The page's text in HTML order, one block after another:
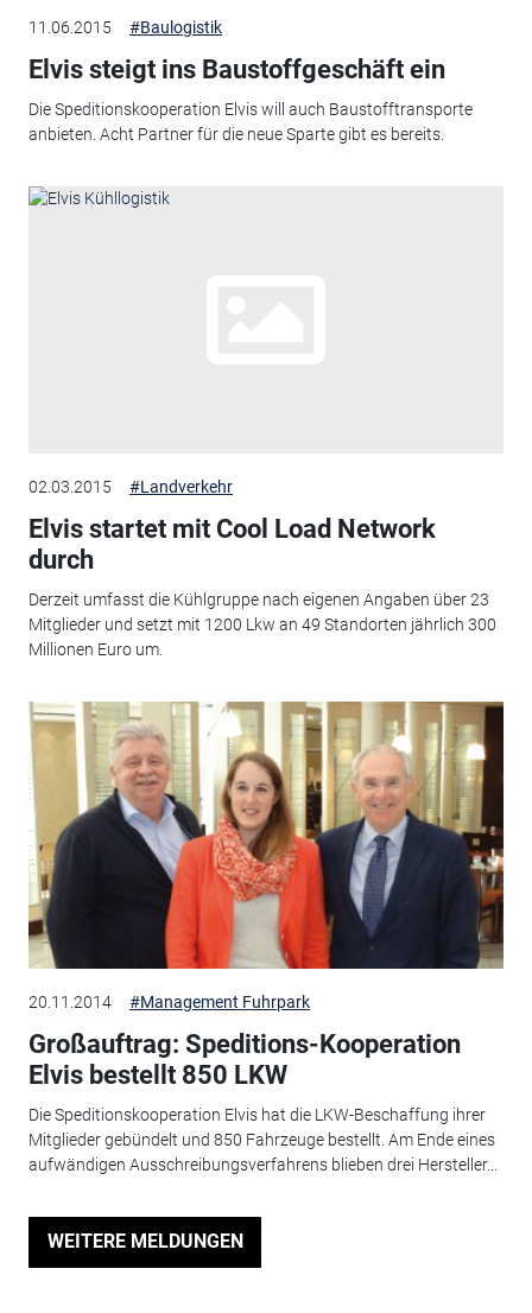
11.06.2015 #Baulogistik
Elvis steigt ins Baustoffgeschäft ein
Die Speditionskooperation Elvis will auch Baustofftransporte
anbieten. Acht Partner für die neue Sparte gibt es bereits.
02.03.2015 #Landverkehr
Elvis startet mit Cool Load Network
durch
Derzeit umfasst die Kühlgruppe nach eigenen Angaben über 23
Mitglieder und setzt mit 1200 Lkw an 49 Standorten jährlich 300
Millionen Euro um.
20.11.2014 #Management Fuhrpark
Großauftrag: Speditions-Kooperation
Elvis bestellt 850 LKW
Die Speditionskooperation Elvis hat die LKW-Beschaffung ihrer
Mitglieder gebündelt und 850 Fahrzeuge bestellt. Am Ende eines
aufwändigen Ausschreibungsverfahrens blieben drei Hersteller...
WEITERE MELDUNGEN